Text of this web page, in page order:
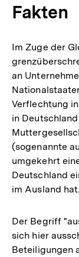
Fakten
Im Zuge der
an
Verflechtung
in
(sogenannte
umgekehrt
Deutschland
im Ausland hat.
Der Begriff
sich hier
Beteiligungen